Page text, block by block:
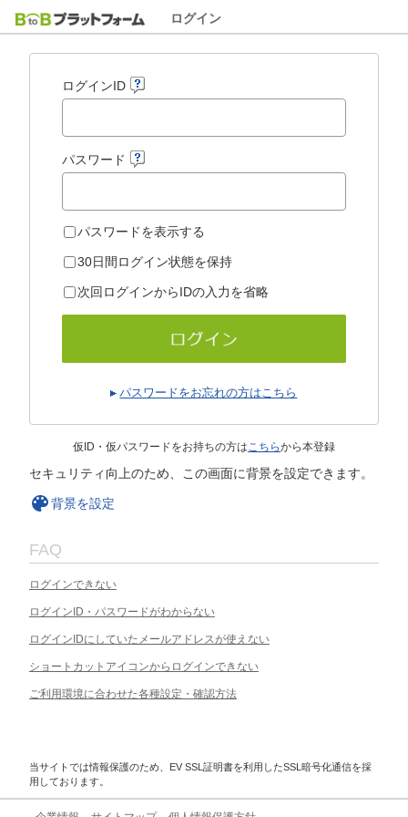
ログイン
ログインID
パスワード
パスワードを表示する
30日間ログイン状態を保持
次回ログインからIDの入力を省略
パスワードをお忘れの方はこちら
仮ID・仮パスワードをお持ちの方はこちらから本登録
セキュリティ向上のため、この画面に背景を設定できます。
背景を設定
FAQ
ログインできない
ログインID・パスワードがわからない
ログインIDにしていたメールアドレスが使えない
ショートカットアイコンからログインできない
ご利用環境に合わせた各種設定・確認方法
当サイトでは情報保護のため、EV SSL証明書を利用したSSL暗号化通信を採
用しております。